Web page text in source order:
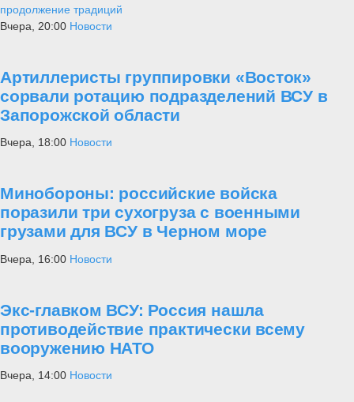
продолжение традиций
Вчера, 20:00 Новости
Артиллеристы группировки «Восток»
сорвали ротацию подразделений ВСУ в
Запорожской области
Вчера, 18:00 Новости
Минобороны: российские войска
поразили три сухогруза с военными
грузами для ВСУ в Черном море
Вчера, 16:00 Новости
Экс-главком ВСУ: Россия нашла
противодействие практически всему
вооружению НАТО
Вчера, 14:00 Новости